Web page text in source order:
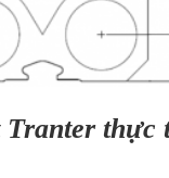
thực